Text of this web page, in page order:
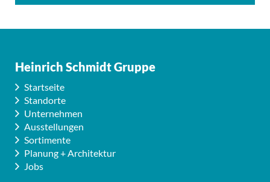
Heinrich Schmidt Gruppe
Startseite
Standorte
Unternehmen
Ausstellungen
Sortimente
Planung + Architektur
Jobs